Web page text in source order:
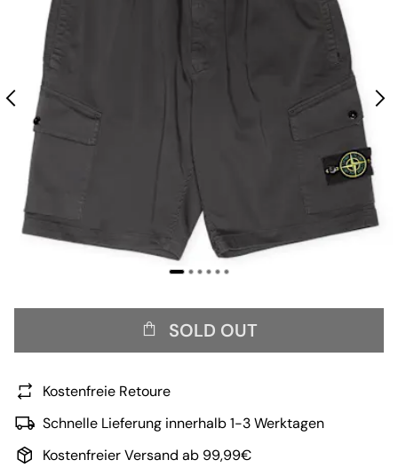
SOLD OUT
Kostenfreie Retoure
Schnelle Lieferung innerhalb 1-3 Werktagen
Kostenfreier Versand ab 99,99€